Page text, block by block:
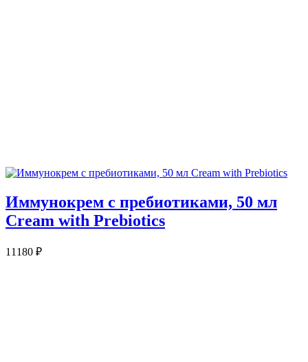
Иммунокрем с пребиотиками, 50 мл
Cream with Prebiotics
11180 ₽